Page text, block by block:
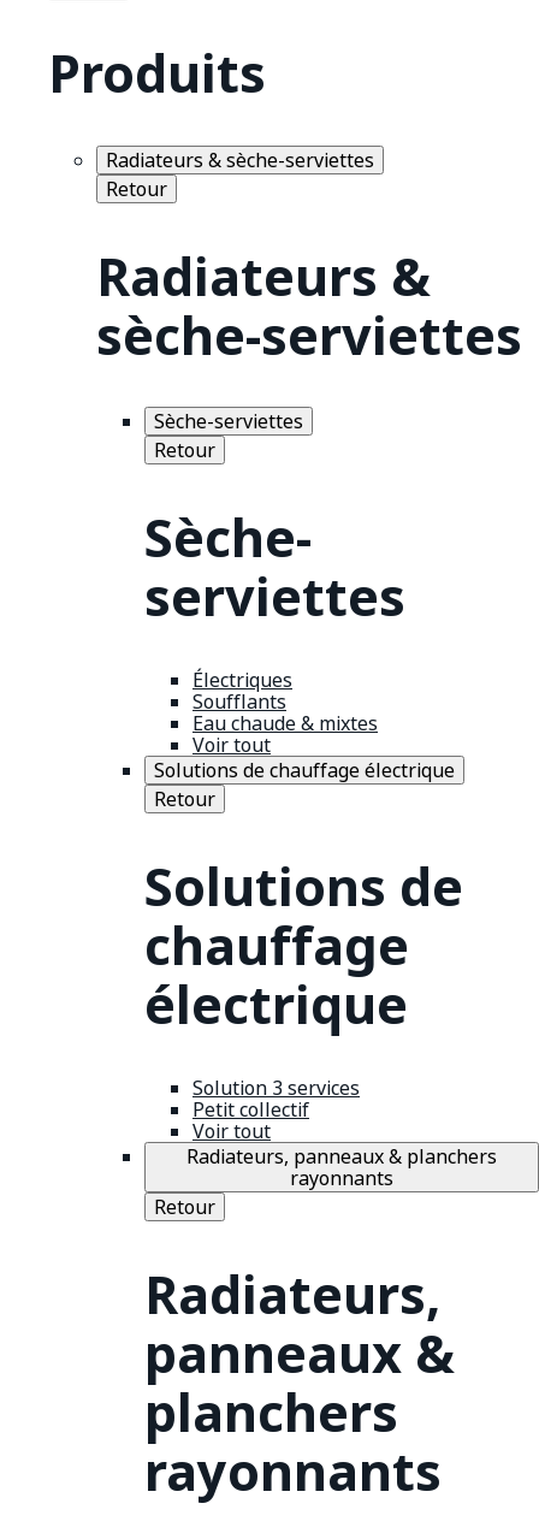
Produits
Radiateurs & sèche-serviettes
Retour
Radiateurs &
sèche-serviettes
Sèche-serviettes
Retour
Sèche-
serviettes
Électriques
Soufflants
Eau chaude & mixtes
Voir tout
Solutions de chauffage électrique
Retour
Solutions de
chauffage
électrique
Solution 3 services
Petit collectif
Voir tout
Radiateurs, panneaux & planchers
rayonnants
Retour
Radiateurs,
panneaux &
planchers
rayonnants